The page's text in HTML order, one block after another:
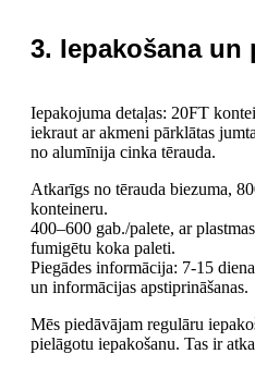
3. Iepakošana un
Iepakojuma detaļas: 20FT
iekraut ar akmeni pārklātas
no alumīnija cinka tērauda.
Atkarīgs no tērauda biezuma,
konteineru.
400–600 gab./palete, ar
fumigētu koka paleti.
Piegādes informācija: 7-15
un informācijas apstiprināšanas.
Mēs piedāvājam regulāru
pielāgotu iepakošanu. Tas ir